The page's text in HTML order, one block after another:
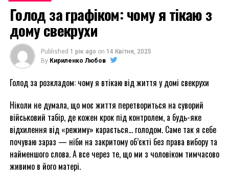
Голод за графіком: чому я тікаю з
дому свекрухи
Published 1 рік ago on 14 Квітня, 2025
By Кириленко Любов
Голод за розкладом: чому я втікаю від життя у домі свекрухи
Ніколи не думала, що моє життя перетвориться на суворий
військовий табір, де кожен крок під контролем, а будь-яке
відхилення від «режиму» карається… голодом. Саме так я себе
почуваю зараз — ніби на закритому об’єкті без права вибору та
найменшого слова. А все через те, що ми з чоловіком тимчасово
живимо в його матері.